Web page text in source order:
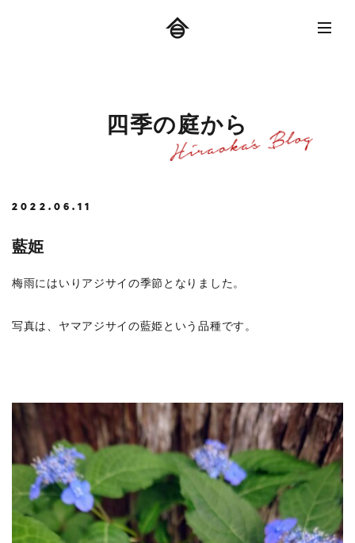
四季の庭から
2022.06.11
藍姫
梅雨にはいりアジサイの季節となりました。
写真は、ヤマアジサイの藍姫という品種です。